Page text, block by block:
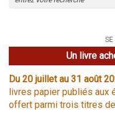
SE
Un livre
Du 20 juillet au 31 août
livres papier publiés aux
offert parmi trois titres